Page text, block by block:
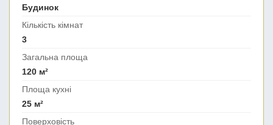
Будинок
Кількість кімнат
3
Загальна площа
120 м²
Площа кухні
25 м²
Поверховість